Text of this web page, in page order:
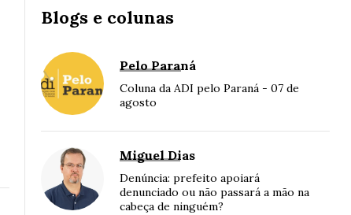
Blogs e colunas
Pelo Paraná
Coluna da ADI pelo Paraná - 07 de
agosto
Miguel Dias
Denúncia: prefeito apoiará
denunciado ou não passará a mão na
cabeça de ninguém?